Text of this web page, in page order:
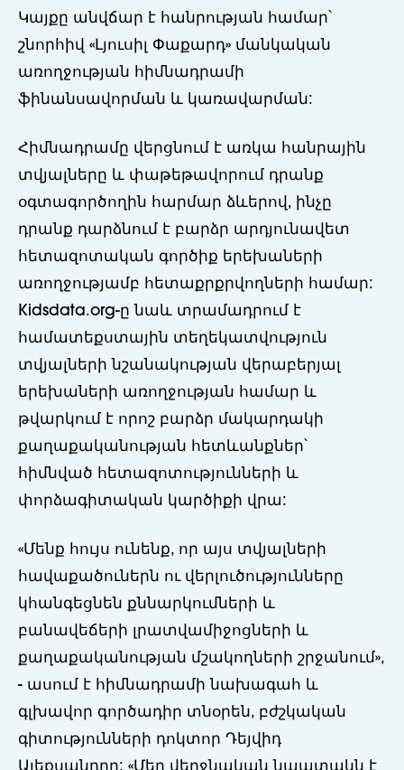
Կայքը անվճար է հանրության համար՝
շնորհիվ «Լյուսիլ Փաքարդ» մանկական
առողջության հիմնադրամի
ֆինանսավորման և կառավարման:
Հիմնադրամը վերցնում է առկա հանրային
տվյալները և փաթեթավորում դրանք
օգտագործողին հարմար ձևերով, ինչը
դրանք դարձնում է բարձր արդյունավետ
հետազոտական գործիք երեխաների
առողջությամբ հետաքրքրվողների համար:
Kidsdata.org-ը նաև տրամադրում է
համատեքստային տեղեկատվություն
տվյալների նշանակության վերաբերյալ
երեխաների առողջության համար և
թվարկում է որոշ բարձր մակարդակի
քաղաքականության հետևանքներ՝
հիմնված հետազոտությունների և
փորձագիտական կարծիքի վրա:
«Մենք հույս ունենք, որ այս տվյալների
հավաքածուներն ու վերլուծությունները
կհանգեցնեն քննարկումների և
բանավեճերի լրատվամիջոցների և
քաղաքականության մշակողների շրջանում»,
- ասում է հիմնադրամի նախագահ և
գլխավոր գործադիր տնօրեն, բժշկական
գիտությունների դոկտոր Դեյվիդ
Ալեքսանդրը: «Մեր վերջնական նպատակն է